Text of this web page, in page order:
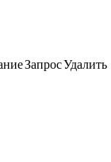
ЗапросУдалить